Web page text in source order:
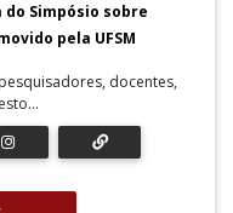
Simpósio sobre
pela UFSM
docentes,